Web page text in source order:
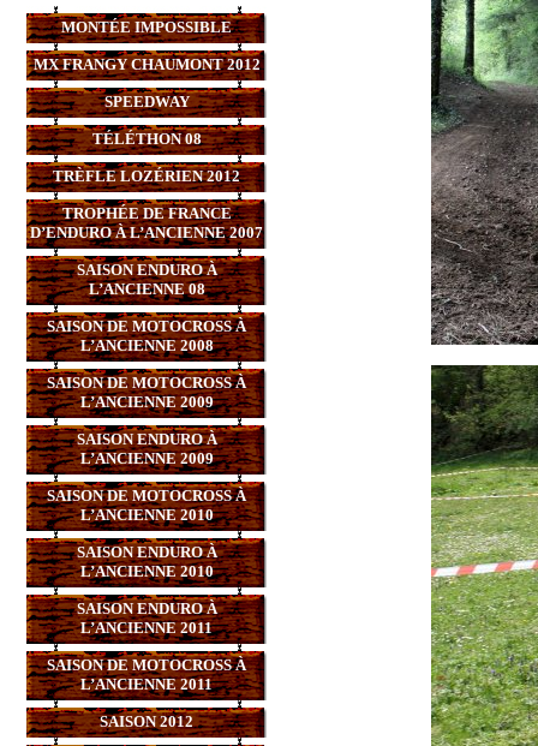
MONTÉE IMPOSSIBLE
MX FRANGY CHAUMONT 2012
SPEEDWAY
TÉLÉTHON 08
TRÈFLE LOZÉRIEN 2012
TROPHÉE DE FRANCE
D’ENDURO À L’ANCIENNE 2007
SAISON ENDURO À
L’ANCIENNE 08
SAISON DE MOTOCROSS À
L’ANCIENNE 2008
SAISON DE MOTOCROSS À
L’ANCIENNE 2009
SAISON ENDURO À
L’ANCIENNE 2009
SAISON DE MOTOCROSS À
L’ANCIENNE 2010
SAISON ENDURO À
L’ANCIENNE 2010
SAISON ENDURO À
L’ANCIENNE 2011
SAISON DE MOTOCROSS À
L’ANCIENNE 2011
SAISON 2012